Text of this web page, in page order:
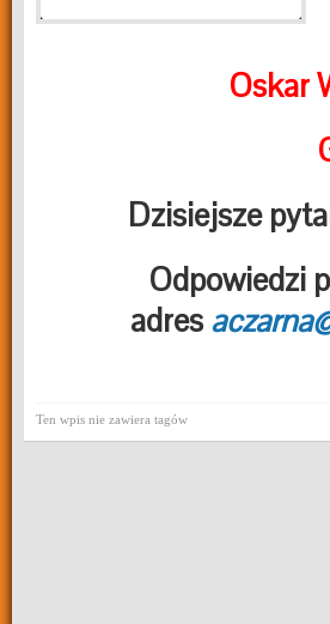
Oskar
Dzisiejsze
Odpowiedzi
adres
Ten wpis nie zawiera tagów